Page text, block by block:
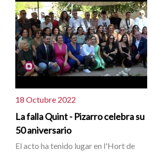
18 Octubre 2022
La falla Quint - Pizarro celebra su
50 aniversario
El acto ha tenido lugar en l'Hort de